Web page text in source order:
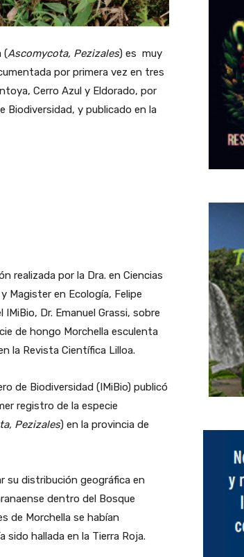
(Ascomycota, Pezizales) es muy
por primera vez en tres
Cerro Azul y Eldorado, por
y publicado en la
realizada por la Dra. en Ciencias
Magister en Ecología, Felipe
Dr. Emanuel Grassi, sobre
de hongo Morchella esculenta
la Revista Científica Lilloa.
de Biodiversidad (IMiBio) publicó
registro de la especie
Pezizales) en la provincia de
su distribución geográfica en
dentro del Bosque
de Morchella se habían
hallada en la Tierra Roja.